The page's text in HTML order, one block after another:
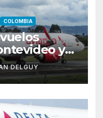
COLOMBIA
y
DELGUY